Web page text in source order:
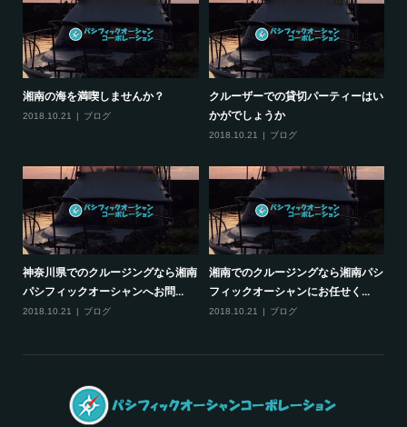
湘南の海を満喫しませんか？
2018.10.21 ブログ
クルーザーでの貸切パーティーはい
かがでしょうか
2018.10.21 ブログ
神奈川県でのクルージングなら湘南
パシフィックオーシャンへお問...
2018.10.21 ブログ
湘南でのクルージングなら湘南パシ
フィックオーシャンにお任せく...
2018.10.21 ブログ